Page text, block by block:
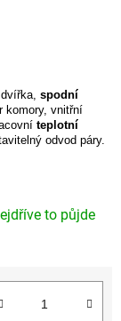
spodní
komory, vnitřní
teplotní
odvod páry.
to půjde